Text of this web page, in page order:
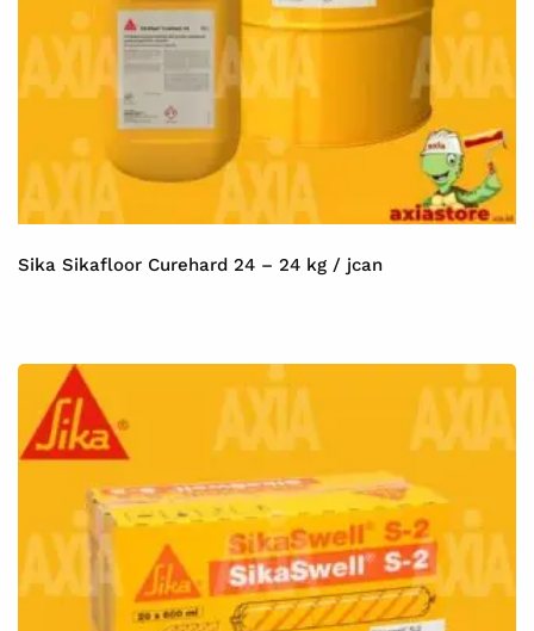
Sika Sikafloor Curehard 24 – 24 kg / jcan